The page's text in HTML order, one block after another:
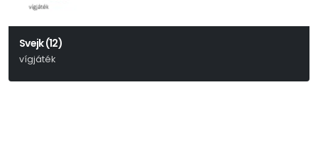
Svejk (12)
vígjáték